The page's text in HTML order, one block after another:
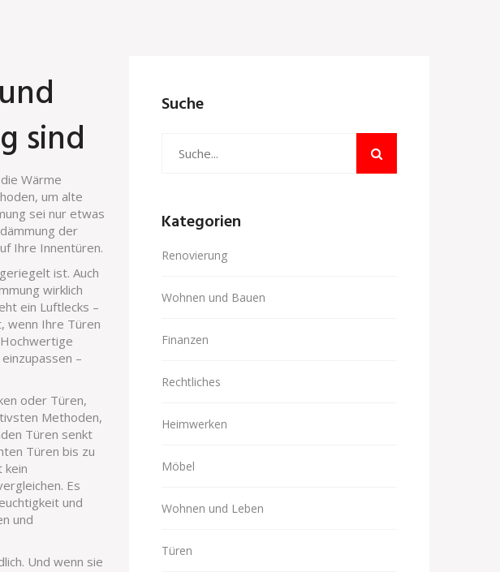
sind
Wärme
um alte
sei nur etwas
der
Ihre Innentüren.
ist. Auch
wirklich
ein Luftlecks –
wenn Ihre Türen
–
oder Türen,
Methoden,
Türen senkt
Türen bis zu
kein
Es
und
und
Und wenn sie
Suche
Kategorien
Renovierung
Wohnen und Bauen
Finanzen
Rechtliches
Heimwerken
Möbel
Wohnen und Leben
Türen